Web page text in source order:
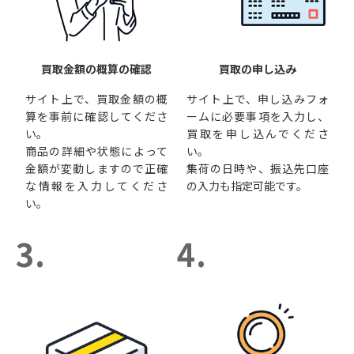
買取金額の概算の確認
サイト上で、買取金額の概
算を事前に確認してくださ
い。
商品の詳細や状態によって
金額が変動しますので正確
な情報を入力してくださ
い。
買取の申し込み
サイト上で、申し込みフォ
ームに必要事項を入力し、
買取を申し込んでくださ
い。
集荷の日時や、振込先口座
の入力も指定可能です。
3. 4.